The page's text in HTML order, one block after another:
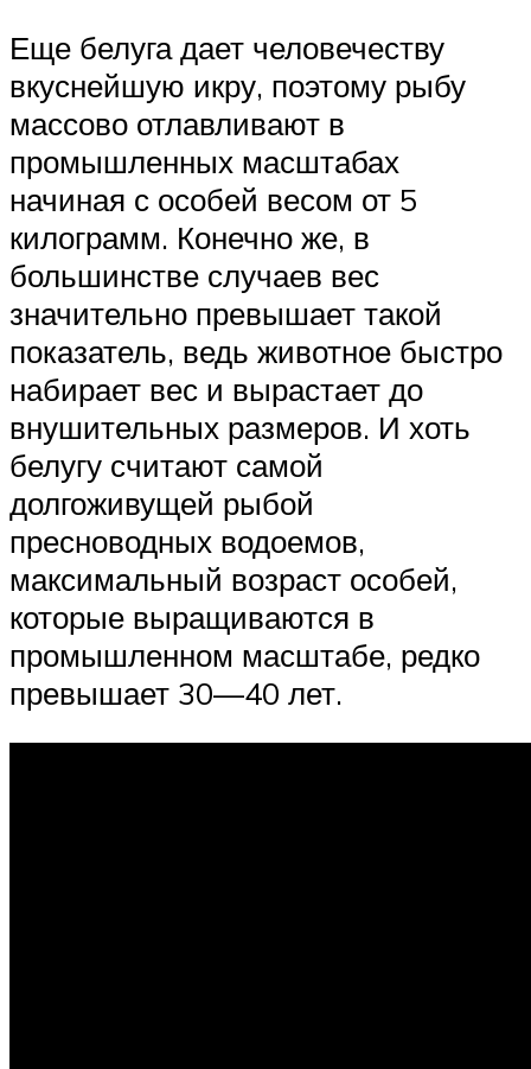
Еще белуга дает человечеству
вкуснейшую икру, поэтому рыбу
массово отлавливают в
промышленных масштабах
начиная с особей весом от 5
килограмм. Конечно же, в
большинстве случаев вес
значительно превышает такой
показатель, ведь животное быстро
набирает вес и вырастает до
внушительных размеров. И хоть
белугу считают самой
долгоживущей рыбой
пресноводных водоемов,
максимальный возраст особей,
которые выращиваются в
промышленном масштабе, редко
превышает 30—40 лет.